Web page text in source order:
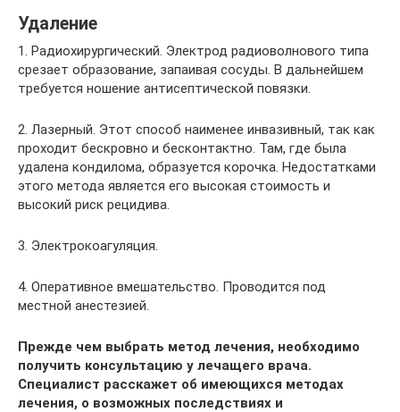
Удаление
1. Радиохирургический. Электрод радиоволнового типа
срезает образование, запаивая сосуды. В дальнейшем
требуется ношение антисептической повязки.
2. Лазерный. Этот способ наименее инвазивный, так как
проходит бескровно и бесконтактно. Там, где была
удалена кондилома, образуется корочка. Недостатками
этого метода является его высокая стоимость и
высокий риск рецидива.
3. Электрокоагуляция.
4. Оперативное вмешательство. Проводится под
местной анестезией.
Прежде чем выбрать метод лечения, необходимо
получить консультацию у лечащего врача.
Специалист расскажет об имеющихся методах
лечения, о возможных последствиях и